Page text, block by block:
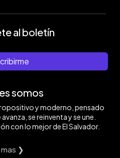
al boletín
somos
y moderno, pensado
se reinventa y se une.
con lo mejor de El Salvador.
mas ❯